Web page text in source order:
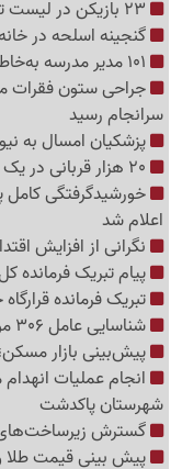
گنجینه اسلحه در
جراحی ستون فقرات
سرانجام رسید
پزشکیان امسال به
اعلام شد
نگرانی از افزایش
پیام تبریک
تبریک فرمانده
شناسایی عامل 306 مورد کلاهبرداری از درون زندان
پیش‌بینی بازار
انجام عملیات
شهرستان پاکدشت
گسترش